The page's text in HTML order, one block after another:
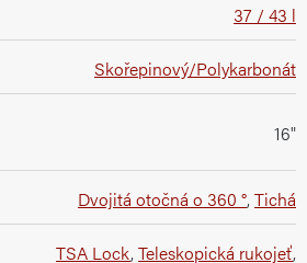
37 / 43 l
Skořepinový/Polykarbonát
16"
Dvojitá otočná o 360 °,Tichá
TSA Lock,Teleskopická rukojeť,